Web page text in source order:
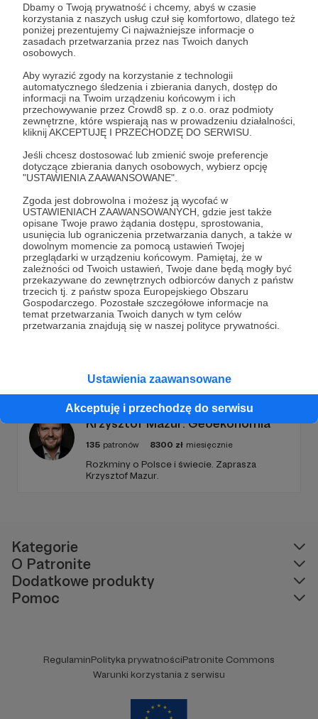
Dbamy o Twoją prywatność i chcemy, abyś w czasie
korzystania z naszych usług czuł się komfortowo, dlatego też
poniżej prezentujemy Ci najważniejsze informacje o
zasadach przetwarzania przez nas Twoich danych
osobowych.
Aby wyrazić zgody na korzystanie z technologii
automatycznego śledzenia i zbierania danych, dostęp do
informacji na Twoim urządzeniu końcowym i ich
przechowywanie przez Crowd8 sp. z o.o. oraz podmioty
zewnętrzne, które wspierają nas w prowadzeniu działalności,
kliknij AKCEPTUJĘ I PRZECHODZĘ DO SERWISU.
Jeśli chcesz dostosować lub zmienić swoje preferencje
dotyczące zbierania danych osobowych, wybierz opcję
"USTAWIENIA ZAAWANSOWANE".
Zgoda jest dobrowolna i możesz ją wycofać w
USTAWIENIACH ZAAWANSOWANYCH, gdzie jest także
opisane Twoje prawo żądania dostępu, sprostowania,
usunięcia lub ograniczenia przetwarzania danych, a także w
dowolnym momencie za pomocą ustawień Twojej
przeglądarki w urządzeniu końcowym. Pamiętaj, że w
zależności od Twoich ustawień, Twoje dane będą mogły być
przekazywane do zewnętrznych odbiorców danych z państw
trzecich tj. z państw spoza Europejskiego Obszaru
Gospodarczego. Pozostałe szczegółowe informacje na
temat przetwarzania Twoich danych w tym celów
przetwarzania znajdują się w naszej polityce prywatności.
Ustawienia zaawansowane
Akceptuję i przechodzę do serwisu
25.09.2021 ● Komentarze: 1
152. Przedpremierowo #57
Nadciąga hokejowa apokalipsa, czyli HOKEJPOKALIPSA.
Dla Patronów.
hockeypocalypce jeff martin komiks +2
Promowani autorzy
Paryżewo
128 patronów 4105 zł miesięcznie
społecznej, tworzę dwa podcasty –
PARYŻEWO i TW: LISOWSKA oraz regularnie
publikuję treści na Instagramie.
Krzysztof Mazur. Geoekonomia
135 patronów 8300 zł miesięcznie
Rozkminy o Polsce i świecie. Zaprasza
Krzysztof Mazur.
Kategorie
O Patronite
Dodatkowe produkty
Pomoc
RegulaminPolityka prywatnościPatronite Commons
Warunki korzystania z serwisu